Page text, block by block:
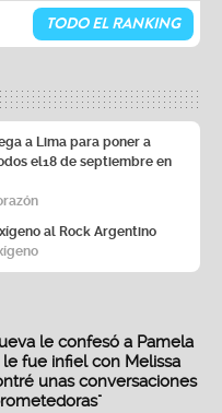
TODO EL RANKING
a Lima para poner a
el18 de septiembre en
al Rock Argentino
le confesó a Pamela
le fue infiel con Melissa
unas conversaciones